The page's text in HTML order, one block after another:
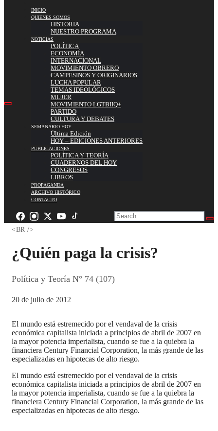
INICIO
QUIENES SOMOS
HISTORIA
NUESTRO PROGRAMA
NOTICIAS
POLÍTICA
ECONOMÍA
INTERNACIONAL
MOVIMIENTO OBRERO
CAMPESINOS Y ORIGINARIOS
LUCHA POPULAR
TEMAS IDEOLÓGICOS
MUJER
MOVIMIENTO LGTBIIQ+
PARTIDO
CULTURA Y DEBATES
SEMANARIO HOY
Última Edición
HOY – EDICIONES ANTERIORES
PUBLICACIONES
POLÍTICA Y TEORÍA
CUADERNOS DEL HOY
CONGRESOS
LIBROS
PROPAGANDA
ARCHIVO HISTÓRICO
CONTACTO
<BR />
¿Quién paga la crisis?
Política y Teoría N° 74 (107)
20 de julio de 2012
El mundo está estremecido por el vendaval de la crisis
económica capitalista iniciada a principios de abril de 2007 en
la mayor potencia imperialista, cuando se fue a la quiebra la
financiera Century Financial Corporation, la más grande de las
especializadas en hipotecas de alto riesgo.
El mundo está estremecido por el vendaval de la crisis
económica capitalista iniciada a principios de abril de 2007 en
la mayor potencia imperialista, cuando se fue a la quiebra la
financiera Century Financial Corporation, la más grande de las
especializadas en hipotecas de alto riesgo.